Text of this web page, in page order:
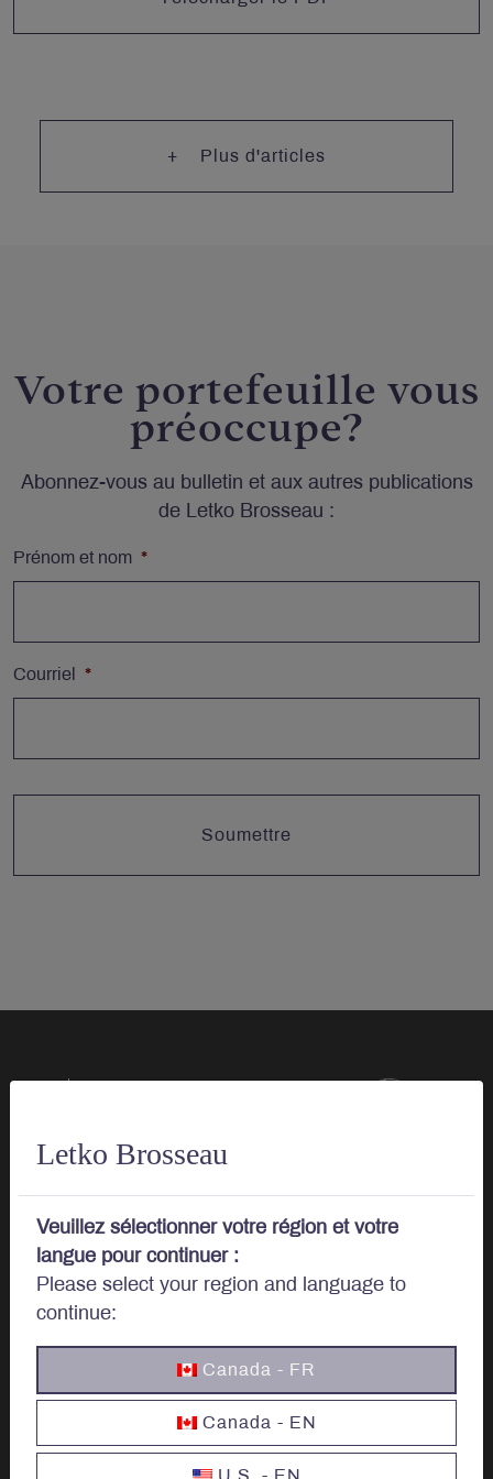
Letko Brosseau
Veuillez sélectionner votre région et votre
langue pour continuer :
Please select your region and language to
continue:
Canada - FR
Canada - EN
U.S. - EN
Plus d'articles
Votre portefeuille vous
préoccupe?
Abonnez-vous au bulletin et aux autres publications
de Letko Brosseau :
Prénom et nom *
Courriel *
d’investissements.
Investir
Investir au Canada
Investisseurs Institutionnels